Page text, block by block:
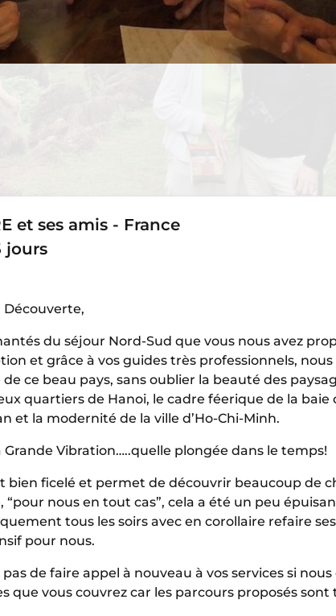
et ses amis - France
jours
Découverte,
du séjour Nord-Sud que vous nous avez
et grâce à vos guides très professionnels,
ce beau pays, sans oublier la beauté des
quartiers de Hanoi, le cadre féerique de la baie
et la modernité de la ville d’Ho-Chi-Minh.
Grande Vibration…..quelle plongée dans le temps!
bien ficelé et permet de découvrir beaucoup de
nous en tout cas”, cela a été un peu
tous les soirs avec en corollaire refaire
pour nous.
de faire appel à nouveau à vos services si
que vous couvrez car les parcours proposés sont